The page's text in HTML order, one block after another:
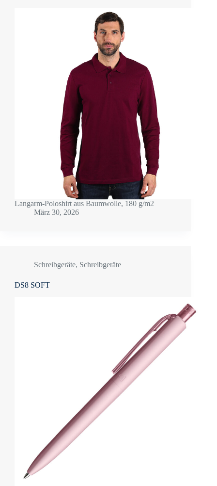
Langarm-Poloshirt aus Baumwolle, 180 g/m2
März 30, 2026
Schreibgeräte, Schreibgeräte
DS8 SOFT